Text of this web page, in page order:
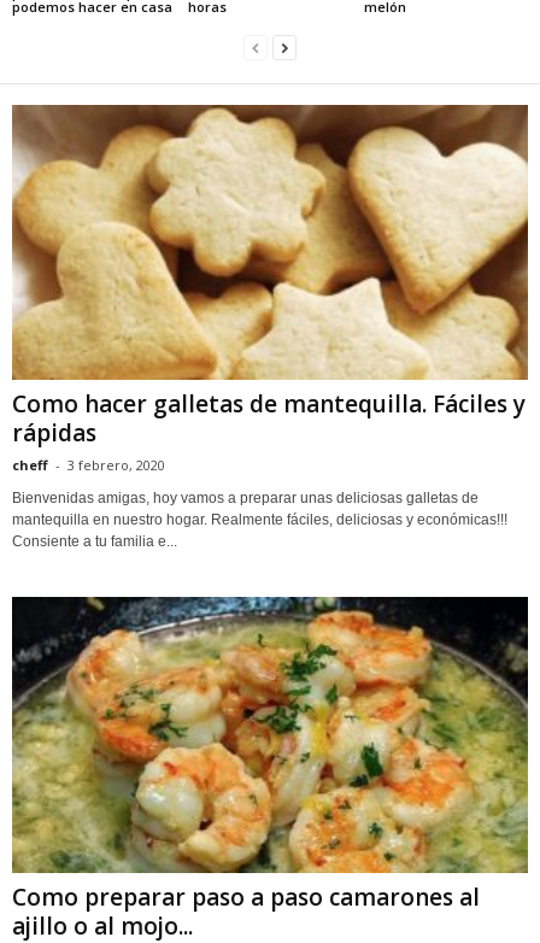
podemos hacer en casa
horas
melón
Como hacer galletas de mantequilla. Fáciles y
rápidas
cheff - 3 febrero, 2020
Bienvenidas amigas, hoy vamos a preparar unas deliciosas galletas de
mantequilla en nuestro hogar. Realmente fáciles, deliciosas y económicas!!!
Consiente a tu familia e...
Como preparar paso a paso camarones al
ajillo o al mojo...